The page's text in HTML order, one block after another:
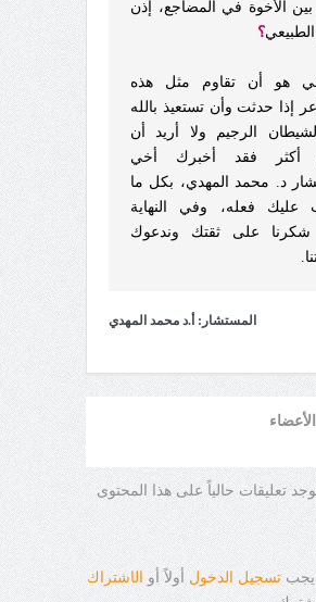
الأخوة في المضاجع، إذن
؟
هو أن تقاوم مثل هذه
إذا حدثت وأن تستعيذ بالله
الرجيم ولا أريد أن
أكثر فقد أخبرك أخي
د. محمد المهدي، بكل ما
عليك فعله، وفي النهاية
شكرنا على ثقتك وندعوك
المستشار: أ.د محمد المهدي
تعليقات حالياً على هذا المحتوى
يجب تسجيل الدخول أولاً أو الاشتراك